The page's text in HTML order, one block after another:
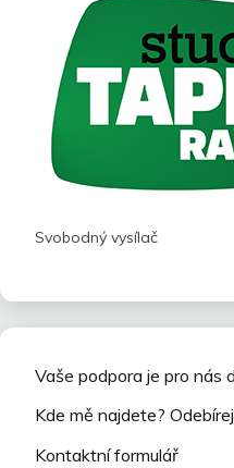
Svobodný vysílač
Vaše podpora je pro nás
Kde mě najdete?
Kontaktní formulář